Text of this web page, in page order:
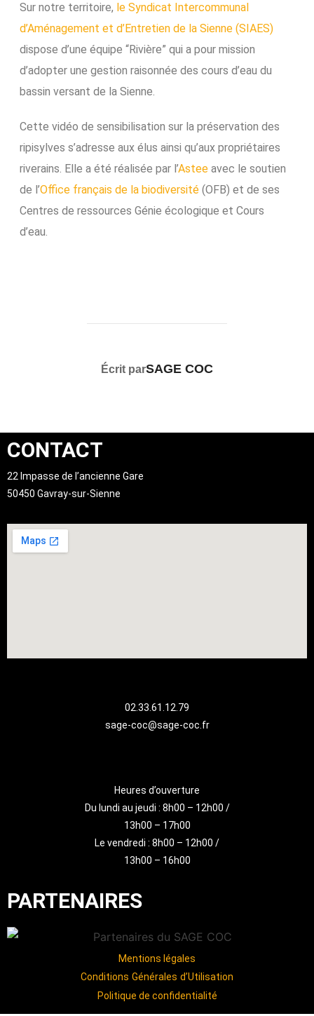
Sur notre territoire, le Syndicat Intercommunal
d’Aménagement et d’Entretien de la Sienne (SIAES)
dispose d’une équipe “Rivière” qui a pour mission
d’adopter une gestion raisonnée des cours d’eau du
bassin versant de la Sienne.
Cette vidéo de sensibilisation sur la préservation des
ripisylves s’adresse aux élus ainsi qu’aux propriétaires
riverains. Elle a été réalisée par l’Asteeavec le soutien
de l’Office français de la biodiversité(OFB) et de ses
Centres de ressources Génie écologique et Cours
d’eau.
AUTEUR DE LA PUBLICATION
Écrit parSAGE COC
CONTACT
22 Impasse de l’ancienne Gare
50450 Gavray-sur-Sienne
02.33.61.12.79
sage-coc@sage-coc.fr
Heures d’ouverture
Du lundi au jeudi : 8h00 – 12h00 /
13h00 – 17h00
Le vendredi : 8h00 – 12h00 /
13h00 – 16h00
PARTENAIRES
Mentions légales
Conditions Générales d’Utilisation
Politique de confidentialité